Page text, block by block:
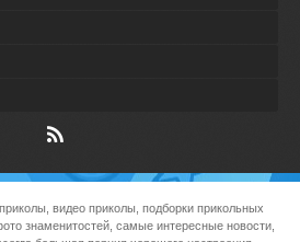
видео приколы, подборки прикольных
знаменитостей, самые интересные новости,